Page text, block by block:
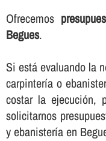
Ofrecemos
Begues.
Si está evaluando la
carpinterí­a o
costar la ejecución,
solicitarnos
y ebanisterí­a en